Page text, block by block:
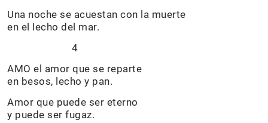
Una noche se acuestan con la muerte
en el lecho del mar.
4
AMO el amor que se reparte
en besos, lecho y pan.
Amor que puede ser eterno
y puede ser fugaz.